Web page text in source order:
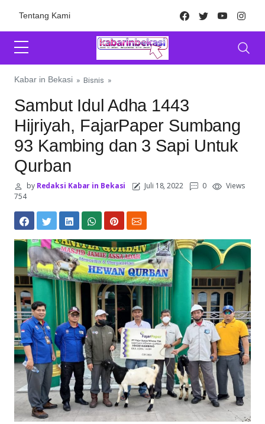
Tentang Kami Facebook
TwitterYoutube
Kabar in Bekasi » Bisnis »
Sambut Idul Adha 1443
Hijriyah, FajarPaper Sumbang
93 Kambing dan 3 Sapi Untuk
Qurban
byRedaksi Kabar in Bekasi Juli 18, 2022 0
Views
754